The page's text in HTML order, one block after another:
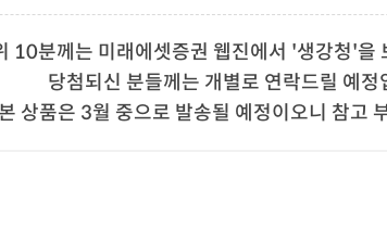
상품 이미지는 이미지컷으로 실제 발송되는 사
10분께는 미래에셋증권 웹진에서 '생강청'을
당첨되신 분들께는 개별로 연락드릴 예정
본 상품은 3월 중으로 발송될 예정이오니 참고